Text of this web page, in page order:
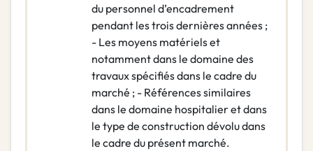
du personnel d’encadrement
pendant les trois dernières années ;
- Les moyens matériels et
notamment dans le domaine des
travaux spécifiés dans le cadre du
marché ; - Références similaires
dans le domaine hospitalier et dans
le type de construction dévolu dans
le cadre du présent marché.